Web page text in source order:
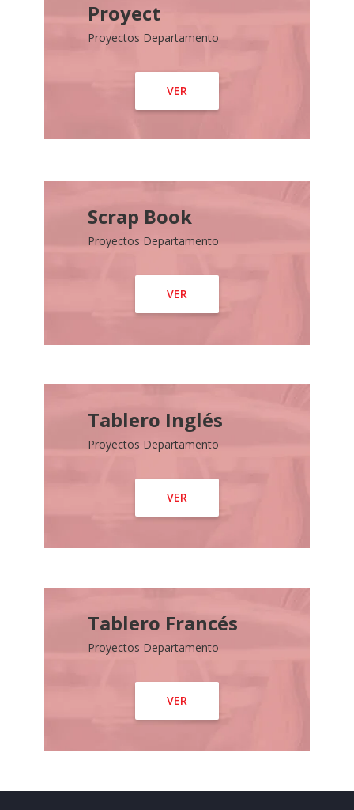
Proyect
Proyectos Departamento
VER
Scrap Book
Proyectos Departamento
VER
Tablero Inglés
Proyectos Departamento
VER
Tablero Francés
Proyectos Departamento
VER